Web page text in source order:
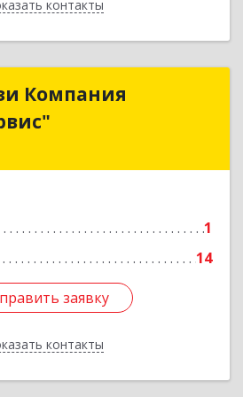
контакты
Назад
Компания
1
14
заявку
контакты
Компания
"Юнивер сервис"
Подробнее
заявку
Назад